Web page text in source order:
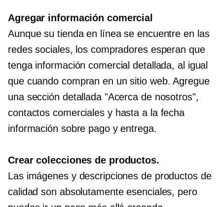
Agregar información comercial
Aunque su tienda en línea se encuentre en las
redes sociales, los compradores esperan que
tenga información comercial detallada, al igual
que cuando compran en un sitio web. Agregue
una sección detallada "Acerca de nosotros",
contactos comerciales y hasta a la fecha
información sobre pago y entrega.
Crear colecciones de productos.
Las imágenes y descripciones de productos de
calidad son absolutamente esenciales, pero